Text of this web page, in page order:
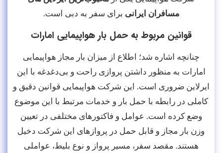
مسافران ایرانی برای سفر به دبی است.
قوانین مربوط به حمل بار هواپیمایی امارات
چنانچه اشاره شد؛ اطلاع از میزان بار مجاز هواپیمایی
امارات به منظور داشتن پروازی راحت و بی‌دغدغه با این
ایرلاین ضروری است. این شرکت هواپیمایی قوانین دقیق و
کاملی در رابطه با حمل بار و خدمات مرتبط با این موضوع
وضع کرده است. عوامل و فاکتورهای مختلفی در تعیین
وزن بار مجاز و قابل حمل در پروازهای این شرکت دخیل
هستند. مقصد سفر، مسیر پرواز و نوع بلیط، عواملی